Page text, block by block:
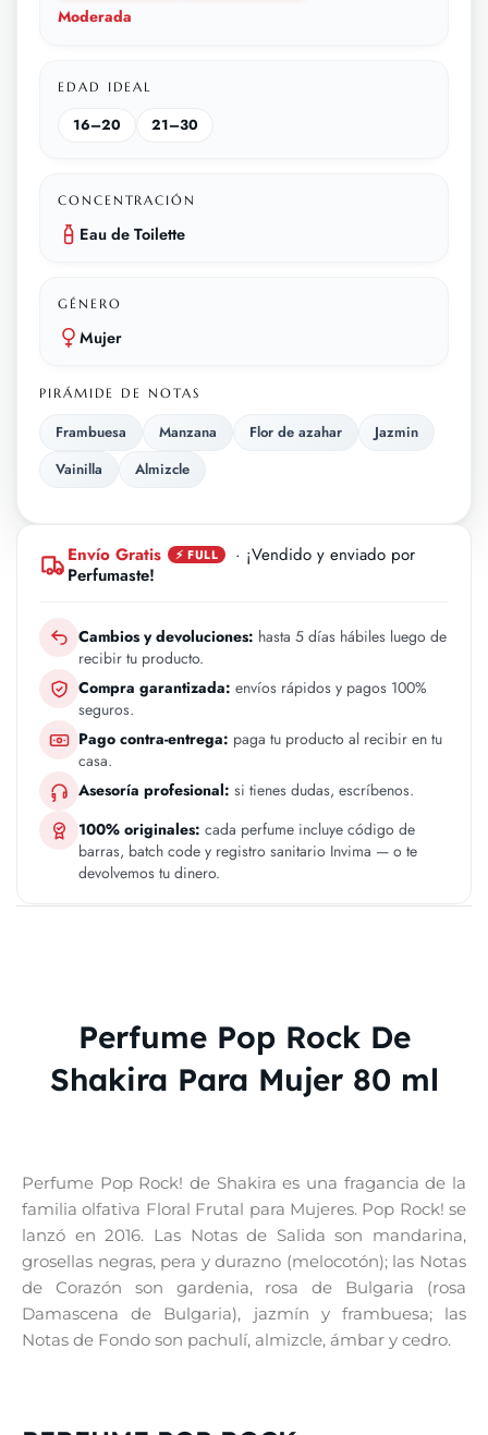
Moderada
EDAD IDEAL
16–20 21–30
CONCENTRACIÓN
Eau de Toilette
GÉNERO
Mujer
PIRÁMIDE DE NOTAS
Frambuesa Manzana Flor de azahar
Jazmin
Vainilla
Almizcle
Envío Gratis ⚡ FULL
· ¡Vendido y enviado por
Perfumaste!
Cambios y devoluciones: hasta 5 días hábiles luego de
recibir tu producto.
Compra garantizada: envíos rápidos y pagos 100%
seguros.
Pago contra-entrega: paga tu producto al recibir en tu
casa.
Asesoría profesional: si tienes dudas, escríbenos.
100% originales: cada perfume incluye código de
barras, batch code y registro sanitario Invima — o te
devolvemos tu dinero.
Perfume Pop Rock De
Shakira Para Mujer 80 ml
Perfume Pop Rock! de Shakira es una fragancia de la
familia olfativa Floral Frutal para Mujeres. Pop Rock! se
lanzó en 2016. Las Notas de Salida son mandarina,
grosellas negras, pera y durazno (melocotón); las Notas
de Corazón son gardenia, rosa de Bulgaria (rosa
Damascena de Bulgaria), jazmín y frambuesa; las
Notas de Fondo son pachulí, almizcle, ámbar y cedro.